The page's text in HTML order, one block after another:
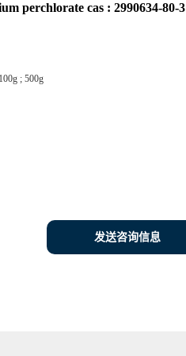
perchlorate cas : 2990634-80-3
; 500g
发送咨询信息